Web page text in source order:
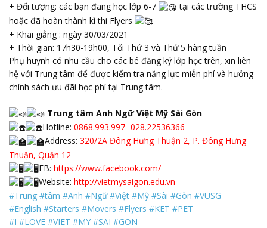
+ Đối tượng: các bạn đang học lớp 6-7
tại các trường THCS
hoặc đã hoàn thành kì thi Flyers
+ Khai giảng : ngày 30/03/2021
+ Thời gian: 17h30-19h00, Tối Thứ 3 và Thứ 5 hàng tuần
Phụ huynh có nhu cầu cho các bé đăng ký lớp học trên, xin liên
hệ với Trung tâm để được kiểm tra năng lực miễn phí và hưởng
chính sách ưu đãi học phí tại Trung tâm.
————————-
Trung tâm Anh Ngữ Việt Mỹ Sài Gòn
Hotline: 0868.993.997- 028.22536366
Address: 320/2A Đông Hưng Thuận 2, P. Đông Hưng
Thuận, Quận 12
FB: https://www.facebook.com/
Website: http://vietmysaigon.edu.vn
#Trung #tâm #Anh #Ngữ #Việt #Mỹ #Sài #Gòn #VUSG
#English #Starters #Movers #Flyers #KET #PET
#I #LOVE #VIET #MY #SAI #GON